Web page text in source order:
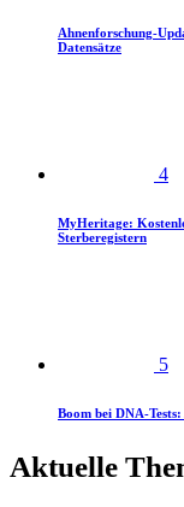
Ahnenforschung-
Datensätze
4
MyHeritage:
Sterberegistern
5
Boom bei DNA-
Aktuelle